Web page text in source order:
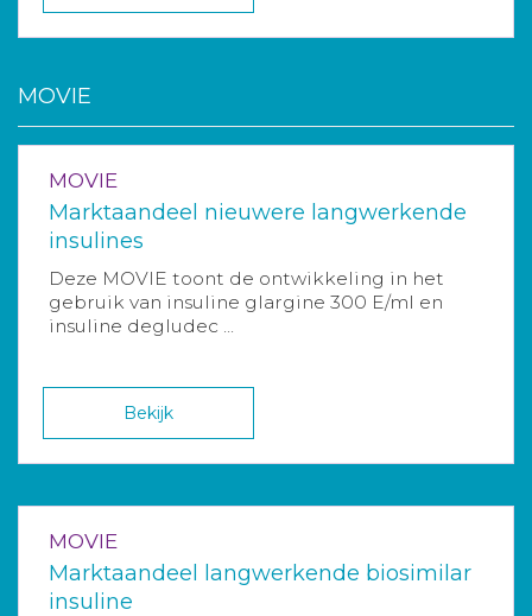
MOVIE
MOVIE
Marktaandeel nieuwere langwerkende
insulines
Deze MOVIE toont de ontwikkeling in het
gebruik van insuline glargine 300 E/ml en
insuline degludec ...
Bekijk
MOVIE
Marktaandeel langwerkende biosimilar
insuline